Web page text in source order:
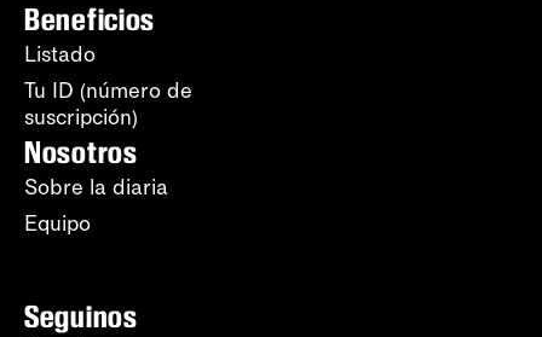
Beneficios
Listado
Tu ID (número de
suscripción)
Nosotros
Sobre la diaria
Equipo
Seguinos